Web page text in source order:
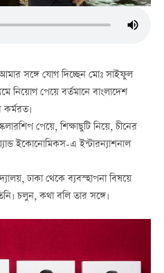
সঙ্গে যোগ দিচ্ছেন মোঃ সাইফুল
নিয়োগ পেয়ে বর্তমানে বাংলাদেশ
কর্মরত।
পেয়ে, শিক্ষাছুটি নিয়ে, চীনের
ইকোনোমিকস-এ ইন্টারন্যাশনাল
ঢাকা থেকে ব্যবস্হাপনা বিষয়ে
চলুন, কথা বলি তার সঙ্গে।